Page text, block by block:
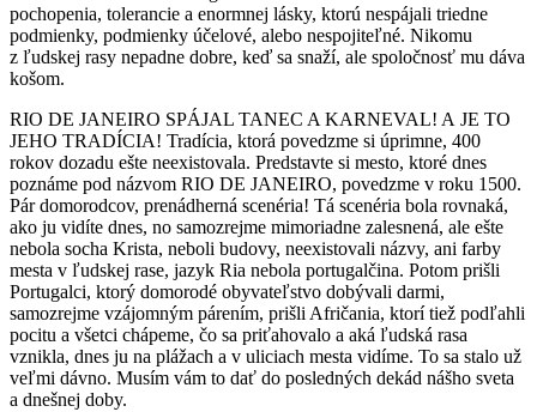
pochopenia, tolerancie a enormnej lásky, ktorú nespájali triedne
podmienky, podmienky účelové, alebo nespojiteľné. Nikomu
z ľudskej rasy nepadne dobre, keď sa snaží, ale spoločnosť mu dáva
košom.
RIO DE JANEIRO SPÁJAL TANEC A KARNEVAL! A JE TO
JEHO TRADÍCIA! Tradícia, ktorá povedzme si úprimne, 400
rokov dozadu ešte neexistovala. Predstavte si mesto, ktoré dnes
poznáme pod názvom RIO DE JANEIRO, povedzme v roku 1500.
Pár domorodcov, prenádherná scenéria! Tá scenéria bola rovnaká,
ako ju vidíte dnes, no samozrejme mimoriadne zalesnená, ale ešte
nebola socha Krista, neboli budovy, neexistovali názvy, ani farby
mesta v ľudskej rase, jazyk Ria nebola portugalčina. Potom prišli
Portugalci, ktorý domorodé obyvateľstvo dobývali darmi,
samozrejme vzájomným párením, prišli Afričania, ktorí tiež podľahli
pocitu a všetci chápeme, čo sa priťahovalo a aká ľudská rasa
vznikla, dnes ju na plážach a v uliciach mesta vidíme. To sa stalo už
veľmi dávno. Musím vám to dať do posledných dekád nášho sveta
a dnešnej doby.